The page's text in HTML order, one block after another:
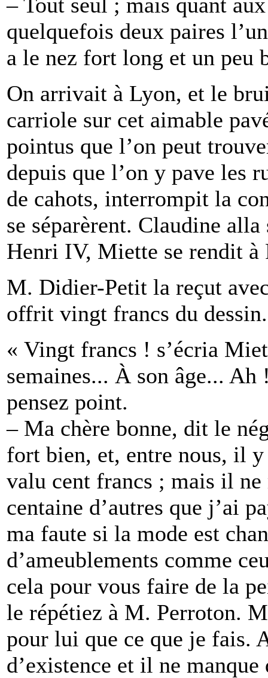
quelquefois deux paires
a le nez fort long et un peu
On arrivait à Lyon, et le
carriole sur cet aimable
pointus que l’on peut
depuis que l’on y pave les
de cahots, interrompit la
se séparèrent. Claudine
Henri IV, Miette se rendit
M. Didier-Petit la reçut
offrit vingt francs du dessin.
« Vingt francs ! s’écria
semaines... À son âge...
pensez point.
– Ma chère bonne, dit le
fort bien, et, entre nous, il y
valu cent francs ; mais il ne
centaine d’autres que j’ai
ma faute si la mode est
d’ameublements comme
cela pour vous faire de la
le répétiez à M. Perroton.
pour lui que ce que je fais.
d’existence et il ne manque